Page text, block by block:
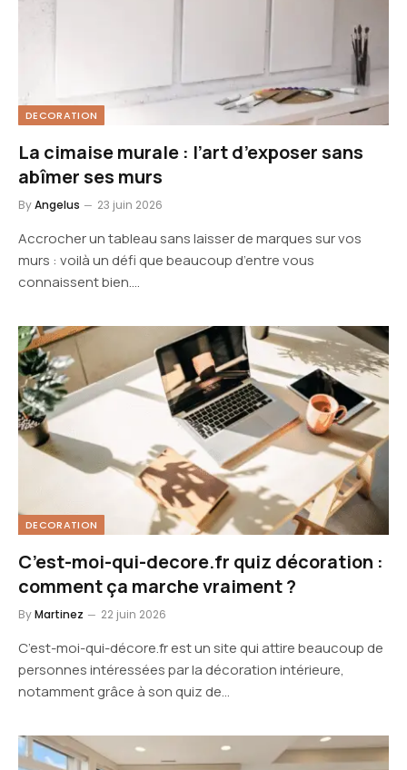
DECORATION
La cimaise murale : l’art d’exposer sans
abîmer ses murs
ByAngelus 23 juin 2026
Accrocher un tableau sans laisser de marques sur vos
murs : voilà un défi que beaucoup d’entre vous
connaissent bien.…
DECORATION
C’est-moi-qui-decore.fr quiz décoration :
comment ça marche vraiment ?
ByMartinez 22 juin 2026
C’est-moi-qui-décore.fr est un site qui attire beaucoup de
personnes intéressées par la décoration intérieure,
notamment grâce à son quiz de…